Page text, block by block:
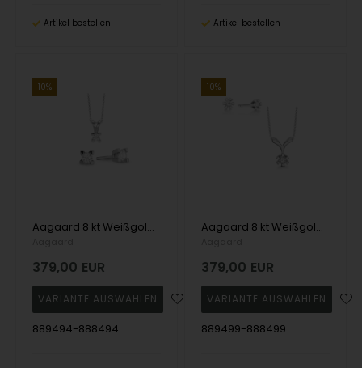
Artikel bestellen Artikel bestellen
10%
Aagaard 8 kt Weißgold Eternity 4-Greifer-Schmuck-Set
379,00 EUR
889494-888494
10%
Aagaard 8 kt Weißgold Eternity 6 Greifer Schmuck-Set
379,00 EUR
889499-888499